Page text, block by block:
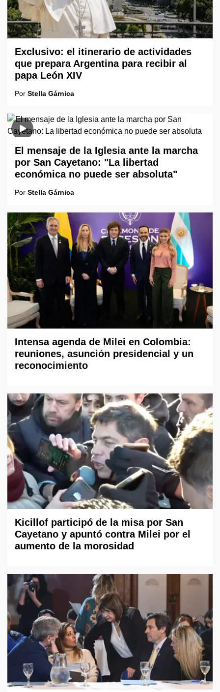
Exclusivo: el itinerario de actividades
que prepara Argentina para recibir al
papa León XIV
Por Stella Gárnica
El mensaje de la Iglesia ante la marcha
por San Cayetano: "La libertad
económica no puede ser absoluta"
Por Stella Gárnica
Intensa agenda de Milei en Colombia:
reuniones, asunción presidencial y un
reconocimiento
Kicillof participó de la misa por San
Cayetano y apuntó contra Milei por el
aumento de la morosidad